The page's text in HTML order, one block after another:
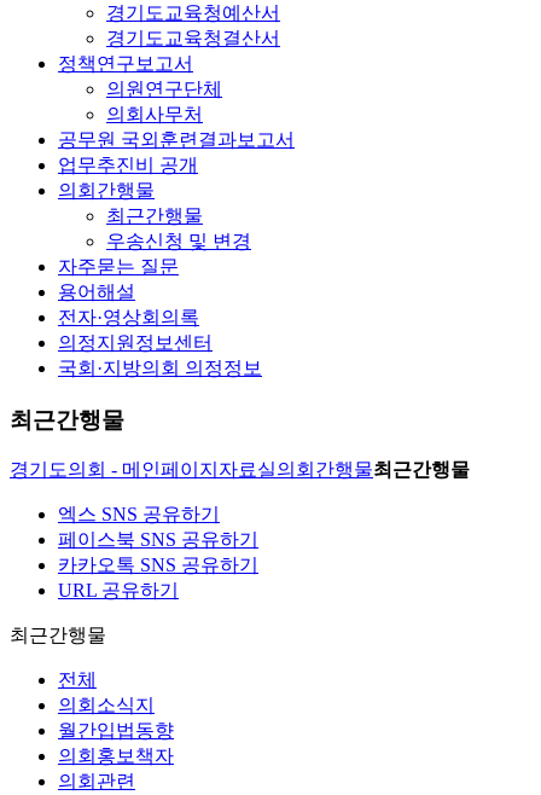
경기도교육청예산서
경기도교육청결산서
정책연구보고서
의원연구단체
의회사무처
공무원 국외훈련결과보고서
업무추진비 공개
의회간행물
최근간행물
우송신청 및 변경
자주묻는 질문
용어해설
전자·영상회의록
의정지원정보센터
국회·지방의회 의정정보
최근간행물
경기도의회 - 메인페이지 자료실의회간행물최근간행물
엑스 SNS 공유하기
페이스북 SNS 공유하기
카카오톡 SNS 공유하기
URL 공유하기
최근간행물
전체
의회소식지
월간입법동향
의회홍보책자
의회관련